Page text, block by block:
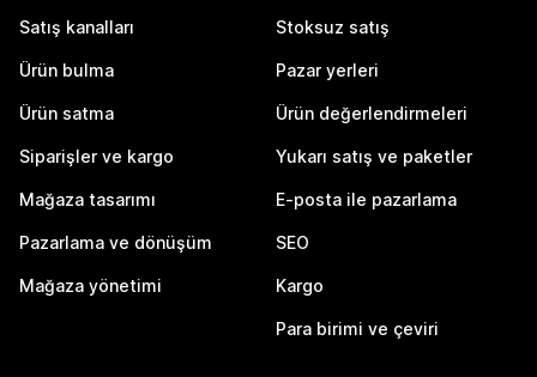
Satış kanalları
Ürün bulma
Ürün satma
Siparişler ve kargo
Mağaza tasarımı
Pazarlama ve dönüşüm
Mağaza yönetimi
Stoksuz satış
Pazar yerleri
Ürün değerlendirmeleri
Yukarı satış ve paketler
E-posta ile pazarlama
SEO
Kargo
Para birimi ve çeviri